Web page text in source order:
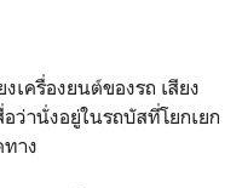
เครื่องยนต์ของรถ เสียง
ว่านั่งอยู่ในรถบัสที่โยกเยก
าง